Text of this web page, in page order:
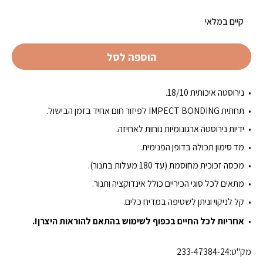
נירוסטה איכותית 18/10.
תחתית IMPECT BONDING לפיזור חום אחיד בזמן הבישול.
ידיות נירוסטה ארגונומיות נוחות לאחיזה.
מד סימון תכולה בדופן הפנימית.
מכסה זכוכית מחוסמת (עד 180 מעלות בתנור).
מתאים לכל סוגי הכיריים כולל אינדוקציה ותנור.
קל לניקוי וניתן לשטיפה במדיח כלים.
אחריות לכל החיים בכפוף לשימוש בהתאם להוראות היצרן!.
מק"ט:233-47384-24
קיים במלאי
הוספה לסל